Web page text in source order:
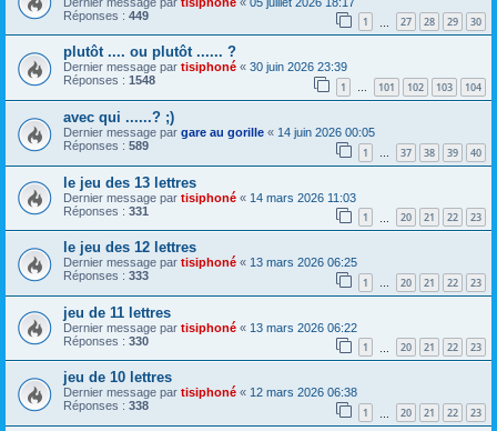
Réponses : 449 1 27 28 29 30
plutôt .... ou plutôt ...... ?
Dernier message par tisiphoné « 30 juin 2026 23:39
Réponses : 1548 1 … 101 102 103 104
avec qui ......? ;)
Dernier message par gare au gorille « 14 juin 2026 00:05
Réponses : 589 1 … 37 38 39 40
le jeu des 13 lettres
Dernier message par tisiphoné « 14 mars 2026 11:03
Réponses : 331 1 20 21 22 23
le jeu des 12 lettres
Dernier message par tisiphoné « 13 mars 2026 06:25
Réponses : 333 1 … 20 21 22 23
jeu de 11 lettres
Dernier message par tisiphoné « 13 mars 2026 06:22
Réponses : 330 1 20 21 22 23
jeu de 10 lettres
Dernier message par tisiphoné « 12 mars 2026 06:38
Réponses : 338 1 20 21 22 23